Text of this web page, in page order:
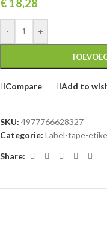
€ 18,28
- +
Compare Add to
SKU: 4977766628327
Categorie: Label-tape-
Share: